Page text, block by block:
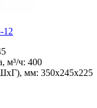
12
м³/ч: 400
мм: 350x245x225